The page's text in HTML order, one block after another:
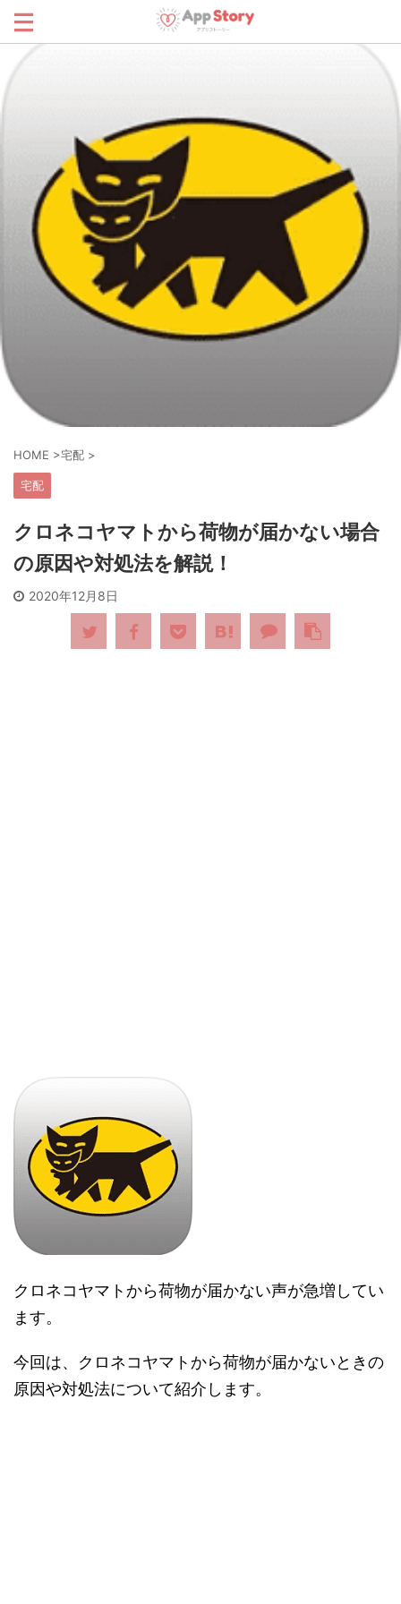
HOME >宅配 >
宅配
クロネコヤマトから荷物が届かない場合
の原因や対処法を解説！
2020年12月8日
クロネコヤマトから荷物が届かない声が急増してい
ます。
今回は、クロネコヤマトから荷物が届かないときの
原因や対処法について紹介します。